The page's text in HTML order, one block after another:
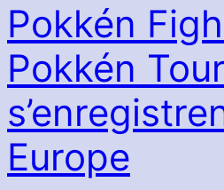
Pokkén
Pokkén
Europe